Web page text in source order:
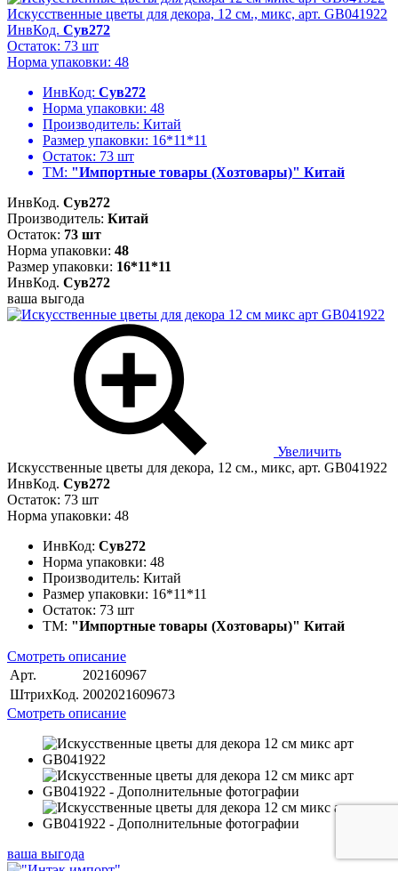
Искусственные цветы для декора, 12 см., микс, арт. GB041922
ИнвКод. Сув272
Остаток: 73 шт
Норма упаковки: 48
ИнвКод: Сув272
Норма упаковки: 48
Производитель: Китай
Размер упаковки: 16*11*11
Остаток: 73 шт
ТМ: "Импортные товары (Хозтовары)" Китай
ИнвКод. Сув272
Производитель: Китай
Остаток: 73 шт
Норма упаковки: 48
Размер упаковки: 16*11*11
ИнвКод. Сув272
ваша выгода
Увеличить
Искусственные цветы для декора, 12 см., микс, арт. GB041922
ИнвКод. Сув272
Остаток: 73 шт
Норма упаковки: 48
ИнвКод: Сув272
Норма упаковки: 48
Производитель: Китай
Размер упаковки: 16*11*11
Остаток: 73 шт
ТМ: "Импортные товары (Хозтовары)" Китай
Смотреть описание
Арт.
202160967
ШтрихКод. 2002021609673
Смотреть описание
ваша выгода